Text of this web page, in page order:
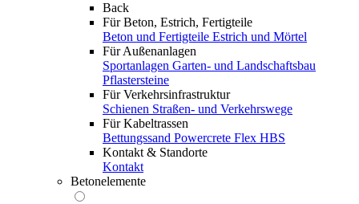
Back
Für Beton, Estrich, Fertigteile
Beton und Fertigteile Estrich und Mörtel
Für Außenanlagen
Sportanlagen Garten- und Landschaftsbau
Pflastersteine
Für Verkehrsinfrastruktur
Schienen Straßen- und Verkehrswege
Für Kabeltrassen
Bettungssand Powercrete Flex HBS
Kontakt & Standorte
Kontakt
Betonelemente